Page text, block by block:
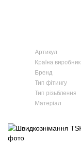
Артикул
Країна виробник
Бренд
Тип фітингу
Тип різьблення
Матеріал